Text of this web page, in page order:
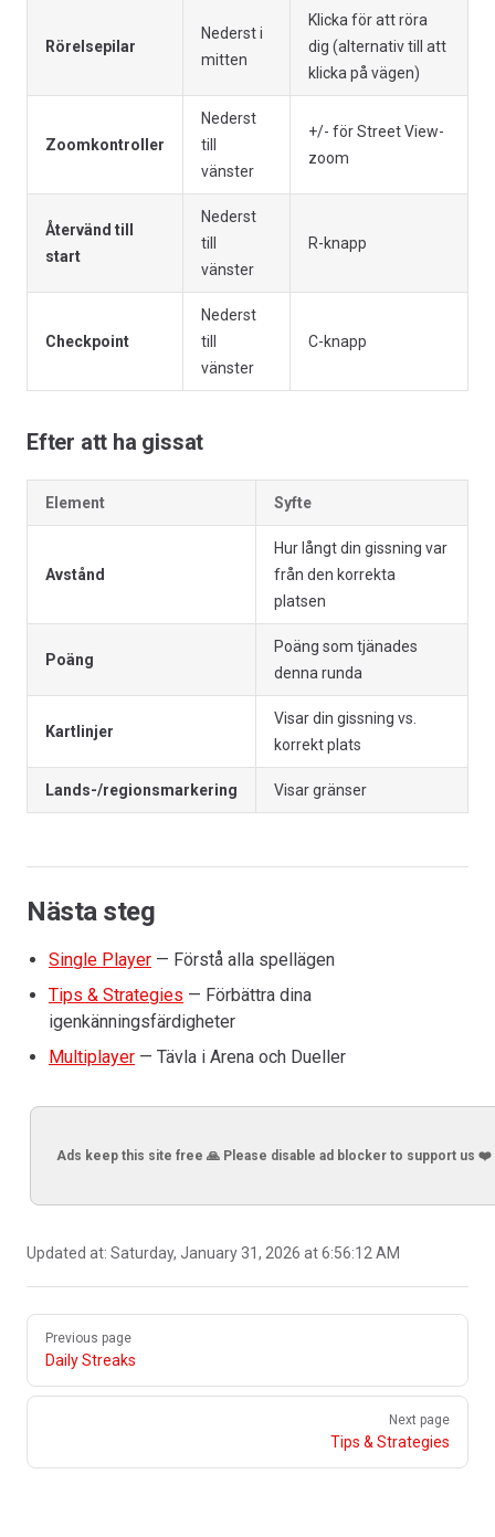
Rörelsepilar
Nederst i
mitten
Klicka för att röra
dig (alternativ till att
klicka på vägen)
Zoomkontroller
Nederst
till
vänster
+/- för Street View-
zoom
Återvänd till
start
Nederst
till
vänster
R-knapp
Checkpoint
Nederst
till
vänster
C-knapp
Efter att ha gissat
Element Syfte
Avstånd
Hur långt din gissning var
från den korrekta
platsen
Poäng
Poäng som tjänades
denna runda
Kartlinjer
Visar din gissning vs.
korrekt plats
Lands-/regionsmarkering Visar gränser
Nästa steg
Single Player — Förstå alla spellägen
Tips & Strategies — Förbättra dina
igenkänningsfärdigheter
Multiplayer — Tävla i Arena och Dueller
Ads keep this site free 🙏 Please disable ad blocker to support us ❤️
Updated at: Saturday, January 31, 2026 at 6:56:12 AM
Previous page
Daily Streaks
Next page
Tips & Strategies